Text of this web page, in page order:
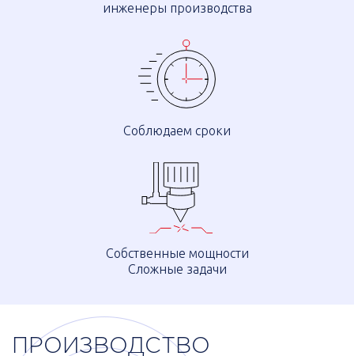
инженеры производства
Соблюдаем сроки
Собственные мощности
Сложные задачи
ПРОИЗВОДСТВО